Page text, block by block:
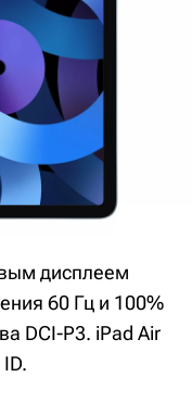
дисплеем
60 Гц и 100%
DCI-P3. iPad Air